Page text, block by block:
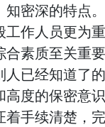
密深的特点
作人员更为
素质至关重
已经知道了
度的保密意
手续清楚，